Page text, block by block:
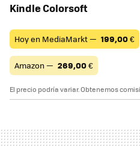
Kindle Colorsoft
Hoy en MediaMarkt — 199,00€
Amazon — 269,00€
El precio podría variar. Obtenemos